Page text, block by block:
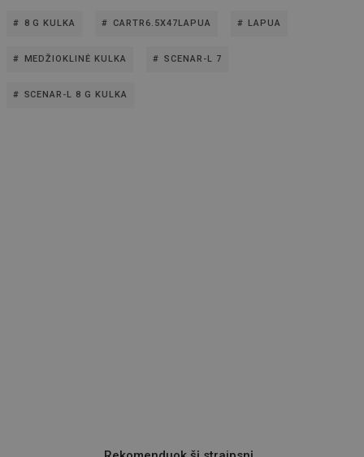
8 G KULKA CARTR6.5X47LAPUA LAPUA
MEDŽIOKLINĖ KULKA SCENAR-L 7
SCENAR-L 8 G KULKA